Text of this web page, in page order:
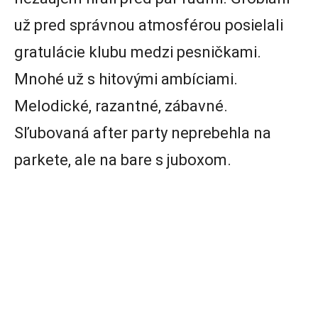
už pred správnou atmosférou posielali
gratulácie klubu medzi pesničkami.
Mnohé už s hitovými ambíciami.
Melodické, razantné, zábavné.
Sľubovaná after party neprebehla na
parkete, ale na bare s juboxom.